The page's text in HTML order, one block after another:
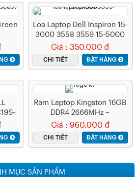
Loa Laptop Dell Inspiron 15-
3000 3558 3559 15-5000
5558 5559 – 3559
Giá : 350.000 đ
CHI TIẾT ĐẶT HÀNG
Ram Laptop Kingston 16GB
DDR4 2666MHz –
KVR26S19D8/16
Giá : 960.000 đ
CHI TIẾT ĐẶT HÀNG
MỤC SẢN PHẨM